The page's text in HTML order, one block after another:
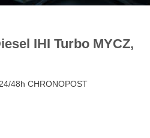
IHI Turbo MYCZ,
48h CHRONOPOST